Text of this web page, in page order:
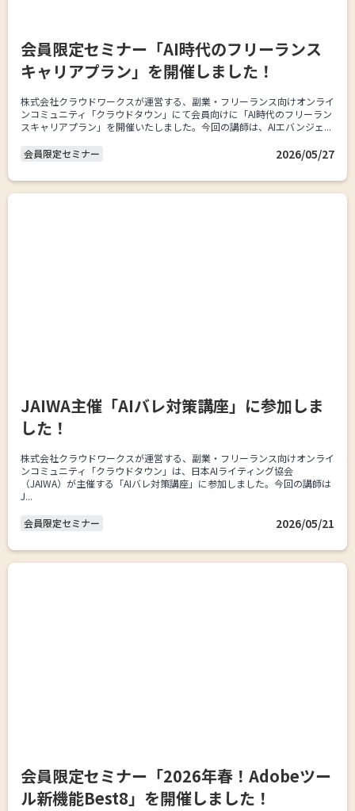
会員限定セミナー「AI時代のフリーランス
キャリアプラン」を開催しました！
株式会社クラウドワークスが運営する、副業・フリーランス向けオンライ
ンコミュニティ「クラウドタウン」にて会員向けに「AI時代のフリーラン
スキャリアプラン」を開催いたしました。今回の講師は、AIエバンジェ...
会員限定セミナー
2026/05/27
JAIWA主催「AIバレ対策講座」に参加しま
した！
株式会社クラウドワークスが運営する、副業・フリーランス向けオンライ
ンコミュニティ「クラウドタウン」は、日本AIライティング協会
（JAIWA）が主催する「AIバレ対策講座」に参加しました。今回の講師は
J...
会員限定セミナー
2026/05/21
会員限定セミナー「2026年春！Adobeツー
ル新機能Best8」を開催しました！